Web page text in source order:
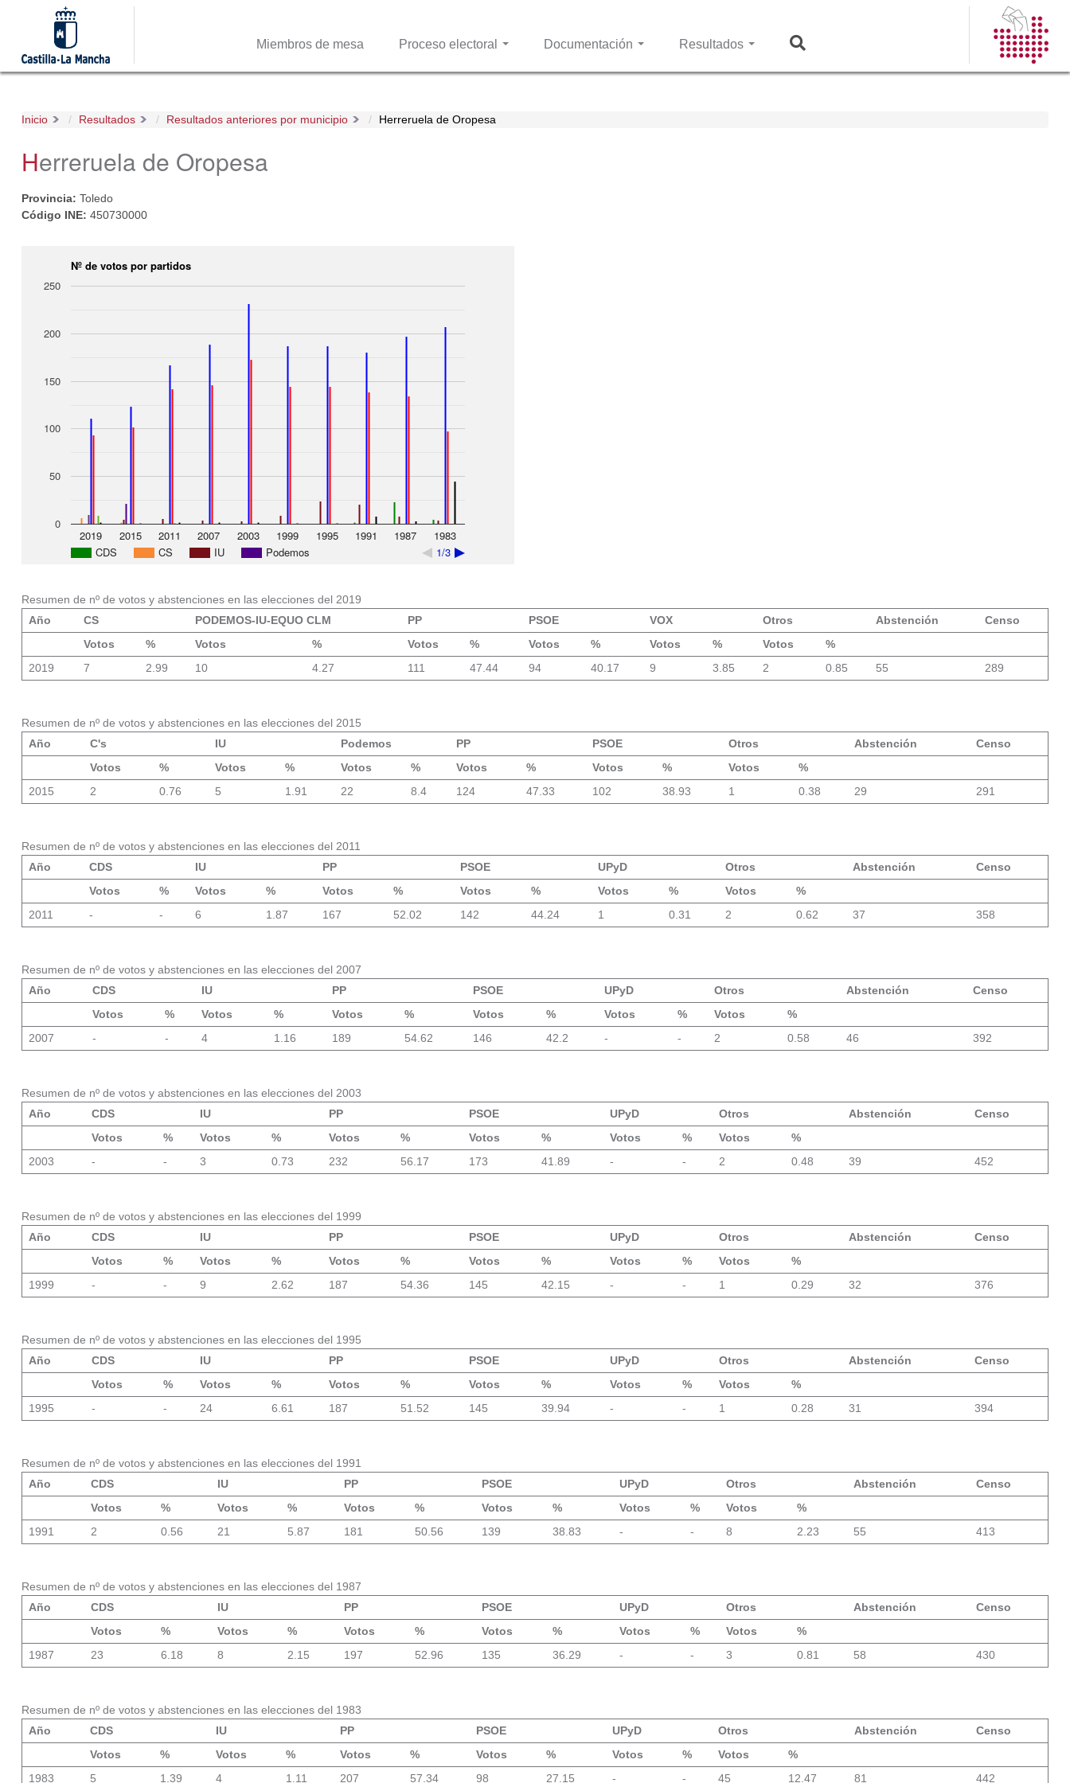
principal
Miembros de mesa Proceso electoral Documentación Resultados
Inicio Resultados Resultados anteriores por municipio Herreruela de Oropesa
Herreruela de Oropesa
Provincia: Toledo
Código INE: 450730000
Nº de votos por partidos
CDS CS IU Podemos 1/3
2019 2015 2011 2007 2003 1999 1995 1991 1987 1983
0
50
100
150
200
250
Resumen de nº de votos y abstenciones en las elecciones del 2019
Año
CS PODEMOS-IU-EQUO CLM PP PSOE VOX Otros Abstención
Censo
Votos
% Votos % Votos % Votos % Votos % Votos
%
2019
7 2.99 10 4.27 111 47.44 94 40.17 9 3.85 2 0.85 55 289
Resumen de nº de votos y abstenciones en las elecciones del 2015
Año
C's IU Podemos PP PSOE Otros Abstención
Censo
Votos
% Votos % Votos % Votos % Votos % Votos
%
2015
2 0.76 5 1.91 22 8.4 124 47.33 102 38.93 1 0.38 29 291
Resumen de nº de votos y abstenciones en las elecciones del 2011
Año
CDS IU PP PSOE UPyD Otros Abstención
Censo
Votos
% Votos % Votos % Votos % Votos % Votos
%
2011
- - 6 1.87 167 52.02 142 44.24 1 0.31 2 0.62 37 358
Resumen de nº de votos y abstenciones en las elecciones del 2007
Año
CDS IU PP PSOE UPyD Otros Abstención
Censo
Votos
% Votos % Votos % Votos % Votos % Votos
%
2007
- - 4 1.16 189 54.62 146 42.2 - - 2 0.58 46 392
Resumen de nº de votos y abstenciones en las elecciones del 2003
Año
CDS IU PP PSOE UPyD Otros Abstención
Censo
Votos
% Votos % Votos % Votos % Votos % Votos
%
2003
- - 3 0.73 232 56.17 173 41.89 - - 2 0.48 39 452
Resumen de nº de votos y abstenciones en las elecciones del 1999
Año
CDS IU PP PSOE UPyD Otros Abstención
Censo
Votos
% Votos % Votos % Votos % Votos % Votos
%
1999
- - 9 2.62 187 54.36 145 42.15 - - 1 0.29 32 376
Resumen de nº de votos y abstenciones en las elecciones del 1995
Año
CDS IU PP PSOE UPyD Otros Abstención
Censo
Votos
% Votos % Votos % Votos % Votos % Votos
%
1995
- - 24 6.61 187 51.52 145 39.94 - - 1 0.28 31 394
Resumen de nº de votos y abstenciones en las elecciones del 1991
Año
CDS IU PP PSOE UPyD Otros Abstención
Censo
Votos
% Votos % Votos % Votos % Votos % Votos
%
1991
2 0.56 21 5.87 181 50.56 139 38.83 - - 8 2.23 55 413
Resumen de nº de votos y abstenciones en las elecciones del 1987
Año
CDS IU PP PSOE UPyD Otros Abstención
Censo
Votos
% Votos % Votos % Votos % Votos % Votos
%
1987
23 6.18 8 2.15 197 52.96 135 36.29 - - 3 0.81 58 430
Resumen de nº de votos y abstenciones en las elecciones del 1983
Año
CDS IU PP PSOE UPyD Otros Abstención
Censo
Votos
% Votos % Votos % Votos % Votos % Votos
%
1983
5 1.39 4 1.11 207 57.34 98 27.15 - - 45 12.47 81 442